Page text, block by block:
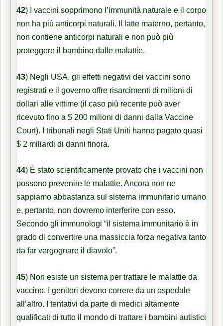
42) I vaccini sopprimono l’immunità naturale e il corpo
non ha più anticorpi naturali. Il latte materno, pertanto,
non contiene anticorpi naturali e non può più
proteggere il bambino dalle malattie.
43) Negli USA, gli effetti negativi dei vaccini sono
registrati e il governo offre risarcimenti di milioni di
dollari alle vittime (il caso più recente può aver
ricevuto fino a $ 200 milioni di danni dalla Vaccine
Court). I tribunali negli Stati Uniti hanno pagato quasi
$ 2 miliardi di danni finora.
44) È stato scientificamente provato che i vaccini non
possono prevenire le malattie. Ancora non ne
sappiamo abbastanza sul sistema immunitario umano
e, pertanto, non dovremo interferire con esso.
Secondo gli immunologi “il sistema immunitario è in
grado di convertire una massiccia forza negativa tanto
da far vergognare il diavolo”.
45) Non esiste un sistema per trattare le malattie da
vaccino. I genitori devono correre da un ospedale
all’altro. I tentativi da parte di medici altamente
qualificati di tutto il mondo di trattare i bambini autistici